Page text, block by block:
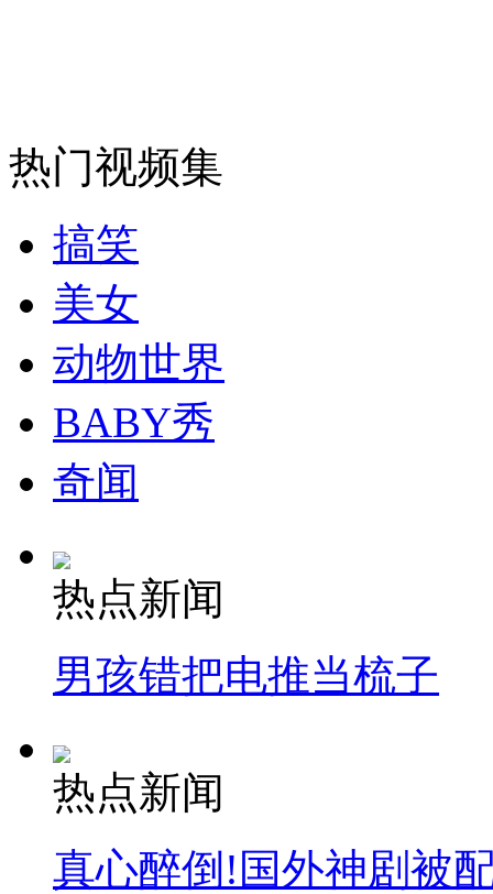
纽约上演“枕头大战”
司机酒驾遇交警 急速倒车逃窜
热门视频集
搞笑
美女
动物世界
BABY秀
奇闻
热点新闻
男孩错把电推当梳子
热点新闻
真心醉倒!国外神剧被